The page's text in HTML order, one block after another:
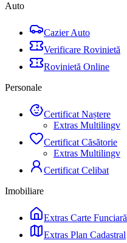
Auto
Cazier Auto
Verificare Rovinietă
Rovinietă Online
Personale
Certificat Naștere
Extras Multilingv
Certificat Căsătorie
Extras Multilingv
Certificat Celibat
Imobiliare
Extras Carte Funciară
Extras Plan Cadastral